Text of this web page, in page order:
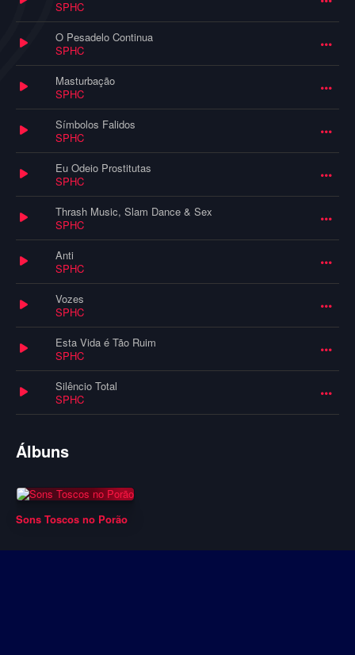
SPHC
O Pesadelo Continua
SPHC
Masturbação
SPHC
Símbolos Falidos
SPHC
Eu Odeio Prostitutas
SPHC
Thrash Music, Slam Dance & Sex
SPHC
Anti
SPHC
Vozes
SPHC
Esta Vida é Tão Ruim
SPHC
Silêncio Total
SPHC
Álbuns
Sons Toscos no Porão